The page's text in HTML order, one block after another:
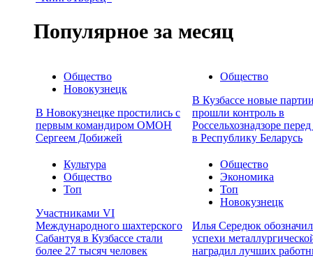
Популярное за месяц
Общество
Новокузнецк
В Новокузнецке простились с
первым командиром ОМОН
Сергеем Добижей
Общество
В Кузбассе новые
прошли контроль в
Россельхознадзоре
в Республику Беларусь
Культура
Общество
Топ
Участниками VI
Международного шахтерского
Сабантуя в Кузбассе стали
более 27 тысяч человек
Общество
Экономика
Топ
Новокузнецк
Илья Середюк
успехи
наградил лучших